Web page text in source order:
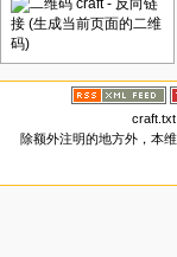
craft.txt
除额外注明的地方外，本